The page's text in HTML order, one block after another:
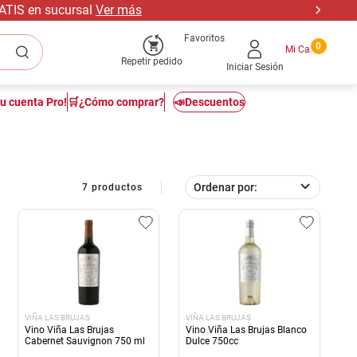
en sucursal Ver más
Repetir pedido
Favoritos
Iniciar Sesión
0
cuenta Pro! 🛒¿Cómo comprar? 📣Descuentos
7 productos Ordenar por
VIÑA LAS BRUJAS
Vino Viña Las Brujas
Cabernet Sauvignon 750 ml
VIÑA LAS BRUJAS
Vino Viña Las Brujas Blanco
Dulce 750cc